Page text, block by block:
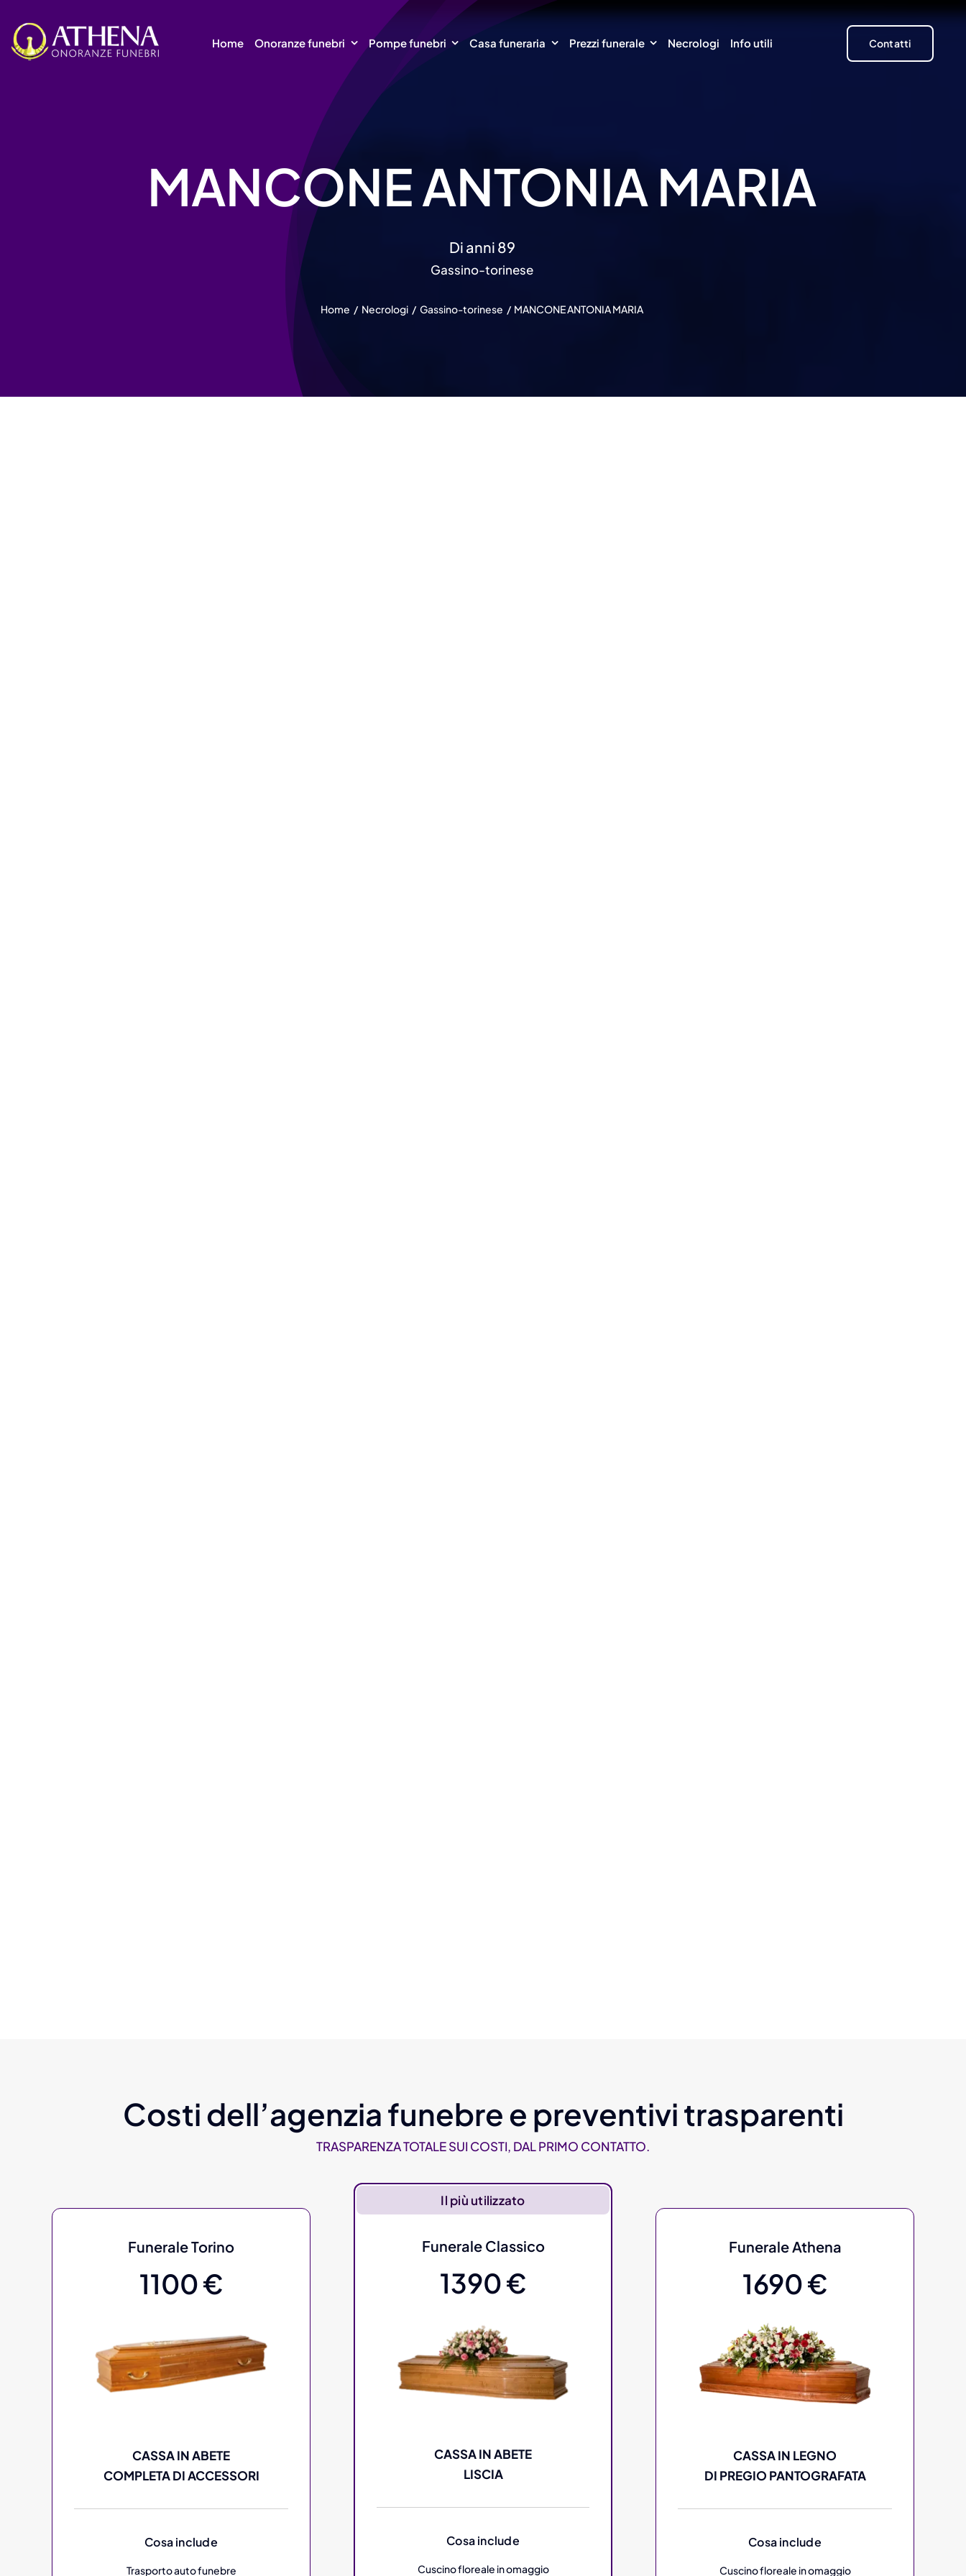
content
Home Onoranze funebri Pompe funebri Casa funeraria Prezzi funerale Necrologi Info utili Contatti
MANCONE ANTONIA MARIA
Di anni 89
Gassino-torinese
Home Necrologi Gassino-torinese MANCONE ANTONIA MARIA
Costi dell’agenzia funebre e preventivi trasparenti
TRASPARENZA TOTALE SUI COSTI, DAL PRIMO CONTATTO.
Funerale Torino
1100 €
CASSA IN ABETE
COMPLETA DI ACCESSORI
Cosa include
Trasporto auto funebre
Il più utilizzato
Funerale Classico
1390 €
CASSA IN ABETE
LISCIA
Cosa include
Cuscino floreale in omaggio
Funerale Athena
1690 €
CASSA IN LEGNO
DI PREGIO PANTOGRAFATA
Cosa include
Cuscino floreale in omaggio